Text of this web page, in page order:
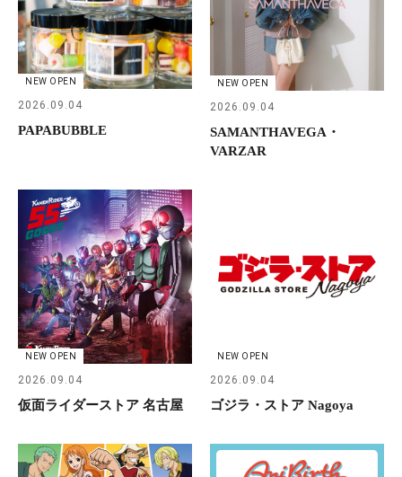
NEW OPEN
2026.09.04
PAPABUBBLE
NEW OPEN
2026.09.04
SAMANTHAVEGA・
VARZAR
NEW OPEN
2026.09.04
仮面ライダーストア 名古屋
NEW OPEN
2026.09.04
ゴジラ・ストア Nagoya